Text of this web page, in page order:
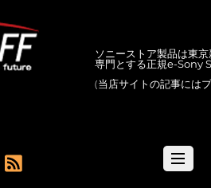
ソニーストア製品は東
専門とする正規e-Sony
(当店サイトの記事には